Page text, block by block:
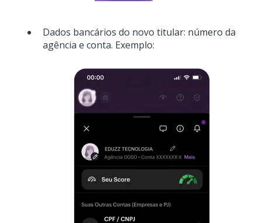
Dados bancários do novo titular: número da
agência e conta. Exemplo: